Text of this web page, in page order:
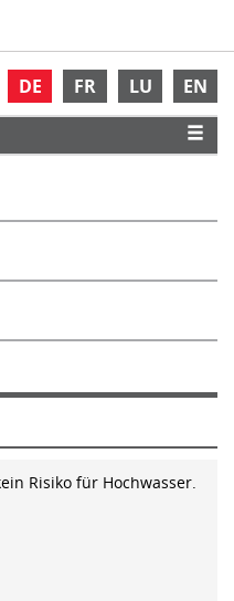
DE FR LU EN
Risiko für Hochwasser.